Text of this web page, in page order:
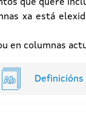
que quere
xa está
en columnas
Definicións